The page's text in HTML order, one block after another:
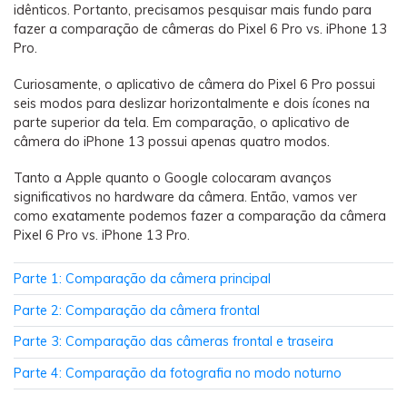
idênticos. Portanto, precisamos pesquisar mais fundo para
fazer a comparação de câmeras do Pixel 6 Pro vs. iPhone 13
Pro.
Curiosamente, o aplicativo de câmera do Pixel 6 Pro possui
seis modos para deslizar horizontalmente e dois ícones na
parte superior da tela. Em comparação, o aplicativo de
câmera do iPhone 13 possui apenas quatro modos.
Tanto a Apple quanto o Google colocaram avanços
significativos no hardware da câmera. Então, vamos ver
como exatamente podemos fazer a comparação da câmera
Pixel 6 Pro vs. iPhone 13 Pro.
Parte 1: Comparação da câmera principal
Parte 2: Comparação da câmera frontal
Parte 3: Comparação das câmeras frontal e traseira
Parte 4: Comparação da fotografia no modo noturno